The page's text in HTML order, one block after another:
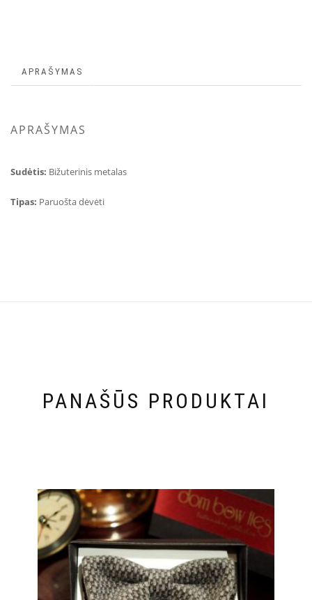
APRAŠYMAS
APRAŠYMAS
Sudėtis: Bižuterinis metalas
Tipas: Paruošta dėvėti
PANAŠŪS PRODUKTAI